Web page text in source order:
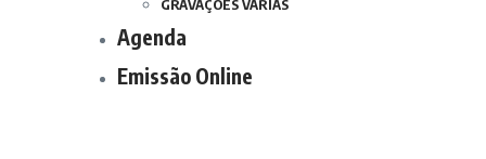
GRAVAÇÕES VÁRIAS
Agenda
Emissão Online